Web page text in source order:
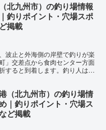
北九州市）の釣り場情報
釣りポイント・穴場スポ
掲載
波止と外海側の岸壁で釣りが楽
」交差点から食肉センター方面
すると到着します。釣り人は、
（北九州市）の釣り場情
｜釣りポイント・穴場ス
ど掲載